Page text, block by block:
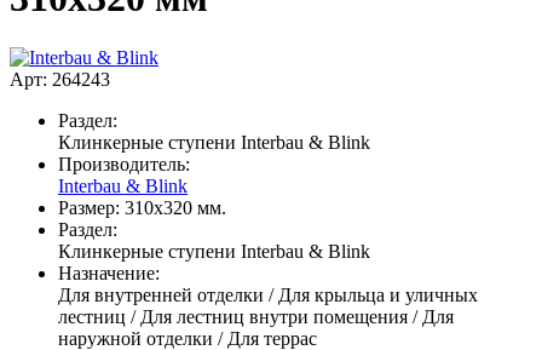
Арт: 264243
Раздел:
Клинкерные ступени Interbau & Blink
Производитель:
Interbau & Blink
Размер: 310x320 мм.
Раздел:
Клинкерные ступени Interbau & Blink
Назначение:
Для внутренней отделки / Для крыльца и уличных
лестниц / Для лестниц внутри помещения / Для
наружной отделки / Для террас